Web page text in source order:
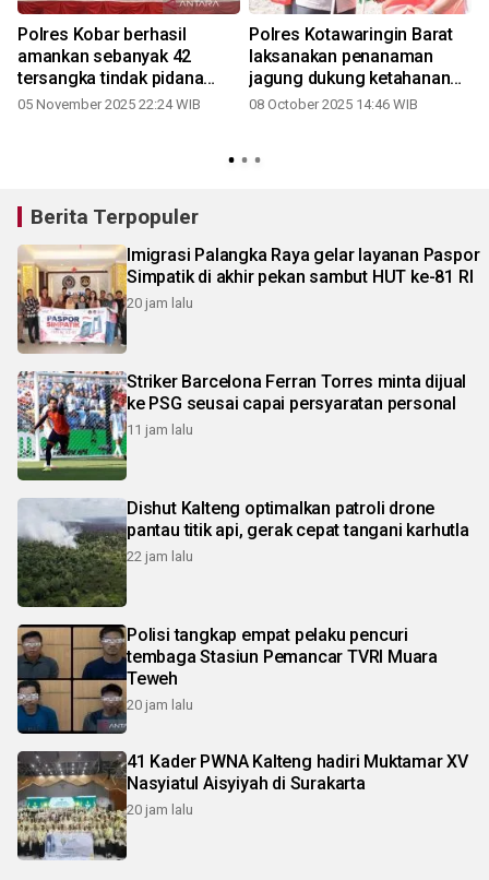
Polres Kobar berhasil
amankan sebanyak 42
tersangka tindak pidana
narkotika
05 November 2025 22:24 WIB
Polres Kotawaringin Barat
laksanakan penanaman
jagung dukung ketahanan
pangan
08 October 2025 14:46 WIB
Berita Terpopuler
Imigrasi Palangka Raya gelar layanan Paspor
Simpatik di akhir pekan sambut HUT ke-81 RI
20 jam lalu
Striker Barcelona Ferran Torres minta dijual
ke PSG seusai capai persyaratan personal
11 jam lalu
Dishut Kalteng optimalkan patroli drone
pantau titik api, gerak cepat tangani karhutla
22 jam lalu
Polisi tangkap empat pelaku pencuri
tembaga Stasiun Pemancar TVRI Muara
Teweh
20 jam lalu
41 Kader PWNA Kalteng hadiri Muktamar XV
Nasyiatul Aisyiyah di Surakarta
20 jam lalu